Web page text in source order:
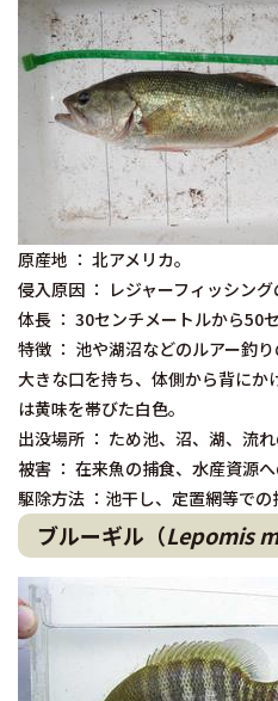
原産地 ： 北アメリカ。
侵入原因 ： レジャーフィッシン
体長 ： 30センチメートルから50
特徴 ： 池や湖沼などのルアー釣
大きな口を持ち、体側から背にか
は黄味を帯びた白色。
出没場所 ： ため池、沼、湖、流れ
被害 ： 在来魚の捕食、水産資源へ
駆除方法 ：池干し、定置網等での
ブルーギル（Lepomis